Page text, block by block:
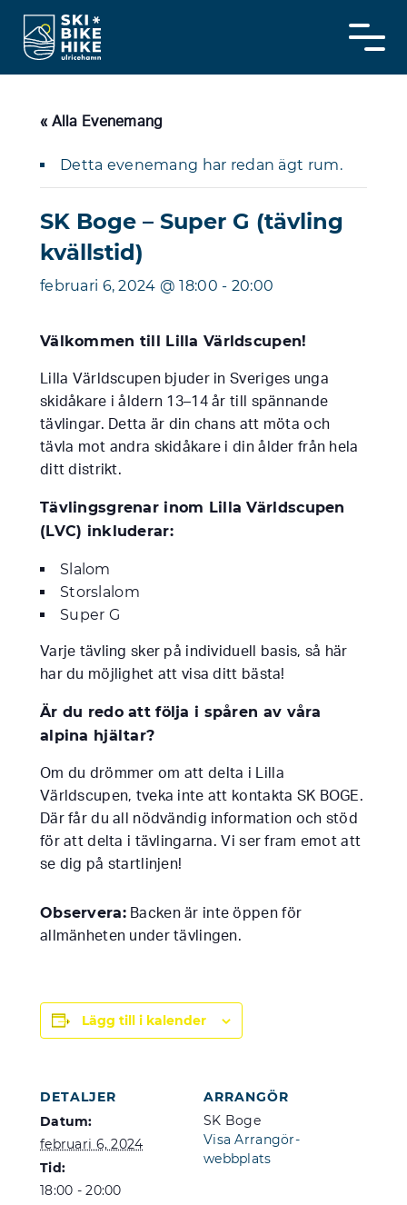
content
« Alla Evenemang
Detta evenemang har redan ägt rum.
SK Boge – Super G (tävling
kvällstid)
februari 6, 2024 @ 18:00 - 20:00
Välkommen till Lilla Världscupen!
Lilla Världscupen bjuder in Sveriges unga
skidåkare i åldern 13–14 år till spännande
tävlingar. Detta är din chans att möta och
tävla mot andra skidåkare i din ålder från hela
ditt distrikt.
Tävlingsgrenar inom Lilla Världscupen
(LVC) inkluderar:
Slalom
Storslalom
Super G
Varje tävling sker på individuell basis, så här
har du möjlighet att visa ditt bästa!
Är du redo att följa i spåren av våra
alpina hjältar?
Om du drömmer om att delta i Lilla
Världscupen, tveka inte att kontakta SK BOGE.
Där får du all nödvändig information och stöd
för att delta i tävlingarna. Vi ser fram emot att
se dig på startlinjen!
Observera:Backen är inte öppen för
allmänheten under tävlingen.
Lägg till i kalender
DETALJER
Datum:
februari 6, 2024
Tid:
18:00 - 20:00
ARRANGÖR
SK Boge
Visa Arrangör-
webbplats